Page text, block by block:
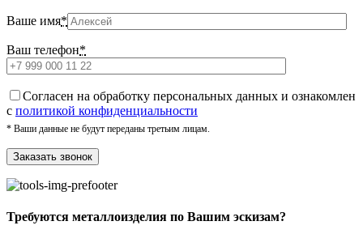
Ваше имя*
Ваш телефон*
Cогласен на обработку персональных данных и ознакомлен
с политикой конфиденциальности
* Ваши данные не будут переданы третьим лицам.
Требуются металлоизделия по Вашим эскизам?